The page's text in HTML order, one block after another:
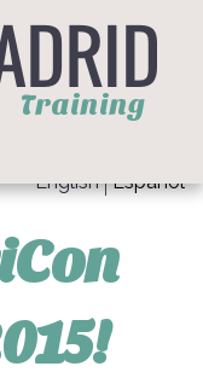
English Español
Training